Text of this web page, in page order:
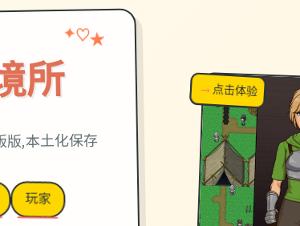
所
✦ ♡★
,本土化保存
玩家
↗超棒！
→点击体验